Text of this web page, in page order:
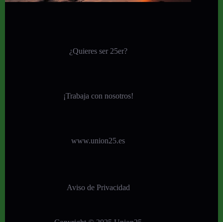
¿Quieres ser 25er?
¡Trabaja con nosotros!
www.union25.es
Aviso de Privacidad